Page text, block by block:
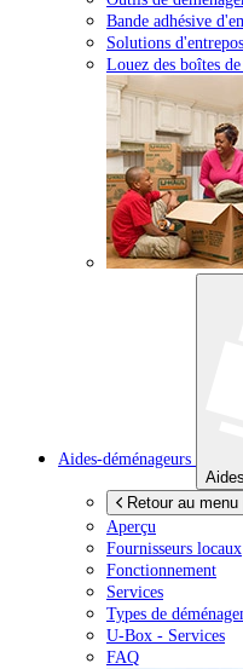
Bande adhésive
Solutions
Louez des boîtes
Aides-déménageurs
Retour au menu
Aperçu
Fournisseurs locaux
Fonctionnement
Services
Types de
U-Box - Services
FAQ